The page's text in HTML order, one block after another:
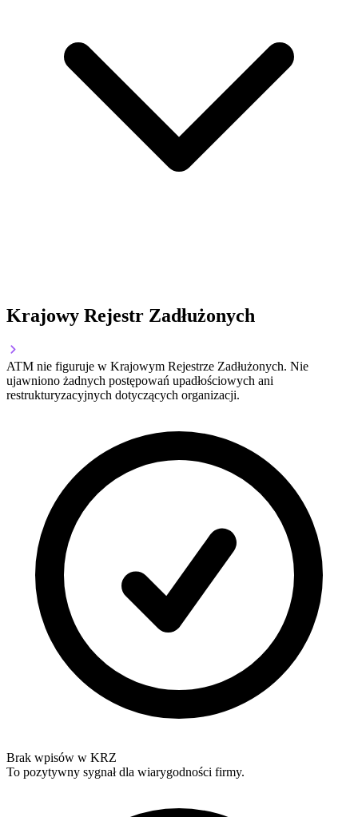
Krajowy Rejestr Zadłużonych
ATM nie figuruje w Krajowym Rejestrze Zadłużonych. Nie
ujawniono żadnych postępowań upadłościowych ani
restrukturyzacyjnych dotyczących organizacji.
Brak wpisów w KRZ
To pozytywny sygnał dla wiarygodności firmy.